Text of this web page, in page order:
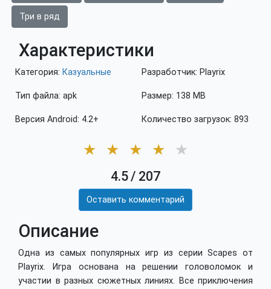
Три в ряд
Характеристики
Категория: Казуальные
Тип файла: apk
Версия Android: 4.2+
Разработчик: Playrix
Размер: 138 MB
Количество загрузок: 893
★ ★ ★ ★ ★
4.5/ 207
Оставить комментарий
Описание
Одна из самых популярных игр из серии Scapes от
Playrix. Игра основана на решении головоломок и
участии в разных сюжетных линиях. Все приключения